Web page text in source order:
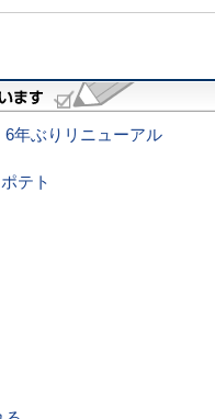
年ぶりリニューアル
テト